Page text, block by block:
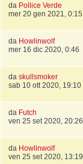
da Pollice Verde
mer 20 gen 2021, 0:15
da Howlinwolf
mer 16 dic 2020, 0:46
da skullsmoker
sab 10 ott 2020, 19:10
da Futch
ven 25 set 2020, 20:26
da Howlinwolf
ven 25 set 2020, 13:19